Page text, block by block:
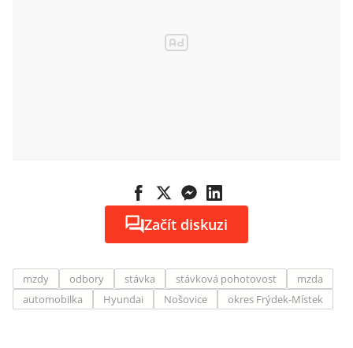
Začít diskuzi
mzdy odbory stávka stávková pohotovost
mzda
automobilka
Hyundai Nošovice okres Frýdek-Místek